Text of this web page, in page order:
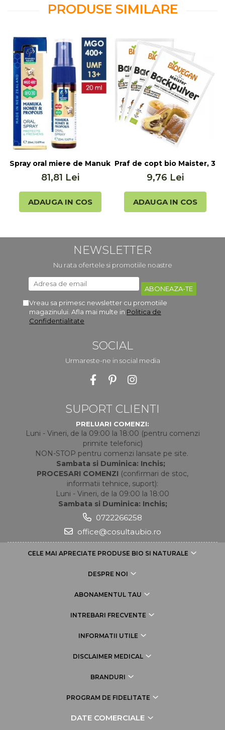
PRODUSE SIMILARE
Spray oral miere de Manuka MGO 400+ UMF 13+ cu
81,81 Lei
ADAUGA IN COS
Praf de copt bio Maister,
9,76 Lei
ADAUGA IN COS
NEWSLETTER
Nu rata ofertele si promotiile noastre
Vreau sa primesc newsletter cu promotiile
magazinului. Afla mai multe in Politica de
Confidentialitate
SOCIAL
Urmareste-ne in social media
SUPORT CLIENTI
PRELUARI COMENZI:
Luni - Vineri, de la 09:00 la 18:00 (pentru comenzi
primite telefonic)
NON-STOP pentru comenzi lansate pe site.
Sambata si Duminica: Inchis;
PROCESARI COMENZI (confirmari de stoc,
informatii tehnice, suport):
Luni - Vineri, de la 09:00 la 18:00
Sambata si Duminica: Inchis;
0722266258
office@cosultaubio.ro
CELE MAI APRECIATE PRODUSE BIO SI NATURALE
DESPRE NOI
ABONAMENTUL TAU
INTREBARI FRECVENTE
INFORMATII UTILE
DISCLAIMER MEDICAL
BRANDURI
PROGRAM DE FIDELITATE
DATE COMERCIALE